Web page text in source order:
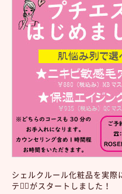
シェルクルール化粧品を実際
テ💆‍♀️がスタートしました！